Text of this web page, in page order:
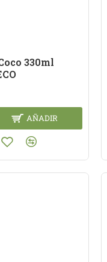
330ml
AÑADIR